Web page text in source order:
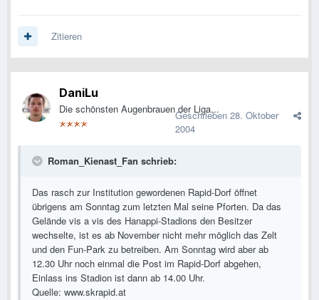
Zitieren
DaniLu
Die schönsten Augenbrauen der Liga...
Geschrieben 28. Oktober
2004
Roman_Kienast_Fan schrieb:
Das rasch zur Institution gewordenen Rapid-Dorf öffnet
übrigens am Sonntag zum letzten Mal seine Pforten. Da das
Gelände vis a vis des Hanappi-Stadions den Besitzer
wechselte, ist es ab November nicht mehr möglich das Zelt
und den Fun-Park zu betreiben. Am Sonntag wird aber ab
12.30 Uhr noch einmal die Post im Rapid-Dorf abgehen,
Einlass ins Stadion ist dann ab 14.00 Uhr.
Quelle: www.skrapid.at